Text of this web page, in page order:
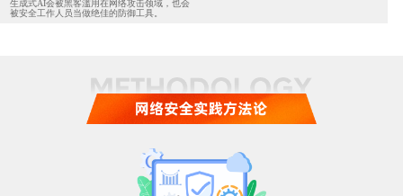
生成式AI会被黑客滥用在网络攻击领域，也会
被安全工作人员当做绝佳的防御工具。